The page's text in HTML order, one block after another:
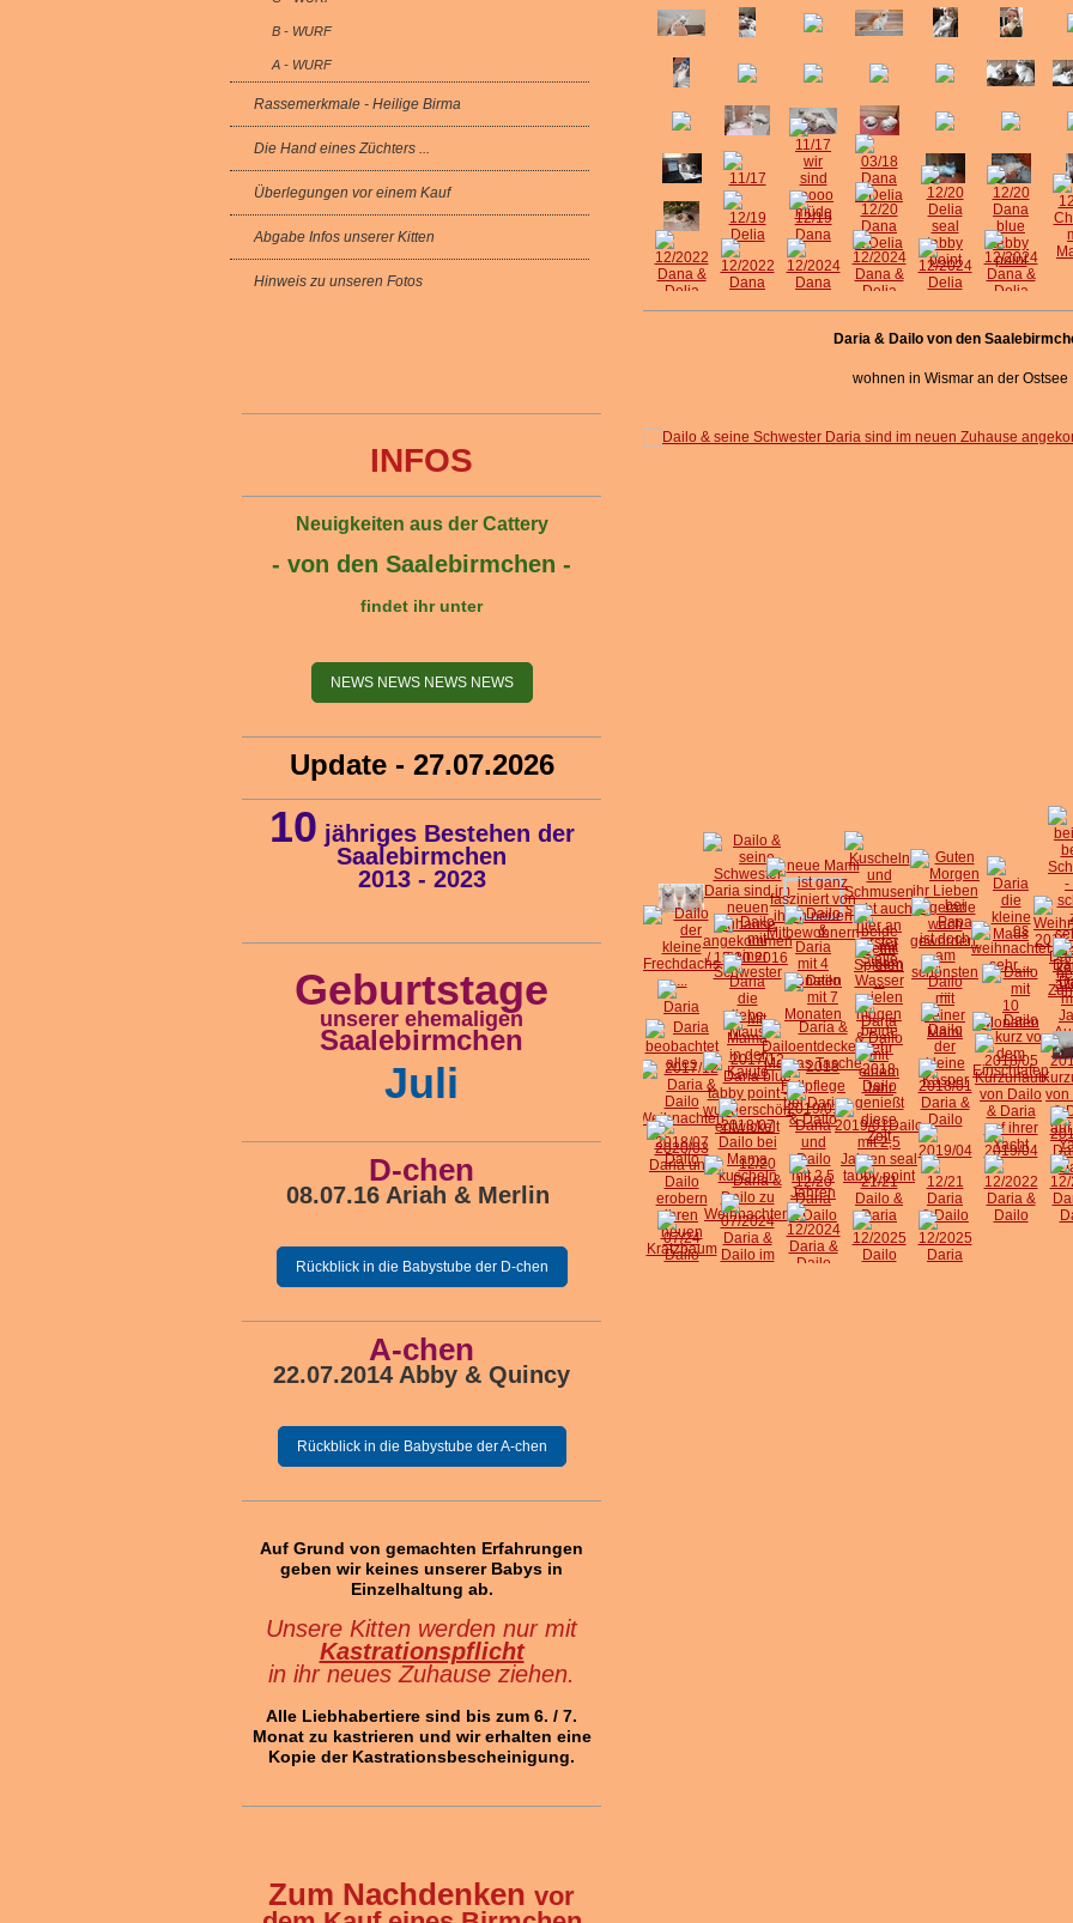
Daria & Dailo von den
wohnen in Wismar an der Ostsee
B - WURF
A - WURF
Rassemerkmale - Heilige Birma
Die Hand eines Züchters ...
Überlegungen vor einem Kauf
Abgabe Infos unserer Kitten
Hinweis zu unseren Fotos
INFOS
Neuigkeiten aus der Cattery
- von den Saalebirmchen -
findet ihr unter
NEWS NEWS NEWS NEWS
Update - 27.07.2026
10 jähriges Bestehen der
Saalebirmchen
2013 - 2023
Geburtstage
unserer ehemaligen
Saalebirmchen
Juli
D-chen
08.07.16 Ariah & Merlin
Rückblick in die Babystube der D-chen
A-chen
22.07.2014 Abby & Quincy
Rückblick in die Babystube der A-chen
Auf Grund von gemachten Erfahrungen
geben wir keines unserer Babys in
Einzelhaltung ab.
Unsere Kitten werden nur mit
Kastrationspflicht
in ihr neues Zuhause ziehen.
Alle Liebhabertiere sind bis zum 6. / 7.
Monat zu kastrieren und wir erhalten eine
Kopie der Kastrationsbescheinigung.
Zum Nachdenken vor